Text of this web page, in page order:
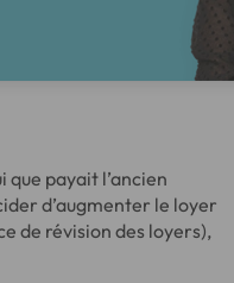
payait l’ancien
d’augmenter le loyer
de révision des loyers),